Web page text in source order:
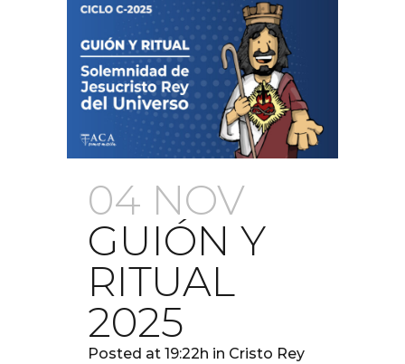
04 NOV
GUIÓN Y
RITUAL
2025
Posted at 19:22h in Cristo Rey